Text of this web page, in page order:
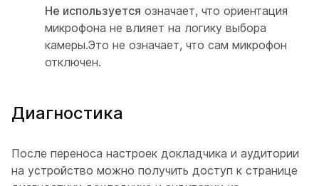
Не используется означает, что ориентация
микрофона не влияет на логику выбора
камеры.Это не означает, что сам микрофон
отключен.
Диагностика
После переноса настроек докладчика и аудитории
на устройство можно получить доступ к странице